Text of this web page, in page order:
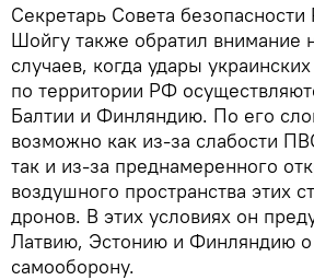
Секретарь Совета
Шойгу также обратил внимание
случаев, когда удары
по территории РФ
Балтии и Финляндию. По его
возможно как из-за слабости
так и из-за преднамеренного
воздушного пространства этих
дронов. В этих условиях он
Латвию, Эстонию и Финляндию
самооборону.